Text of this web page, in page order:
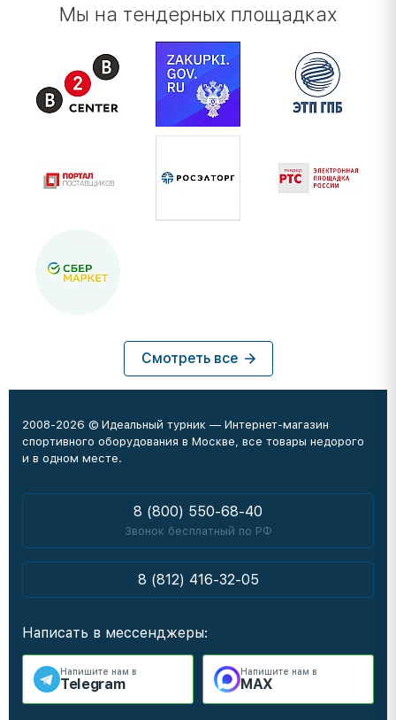
Мы на тендерных площадках
Смотреть все
2008-2026 © Идеальный турник — Интернет-магазин
спортивного оборудования в Москве, все товары недорого
и в одном месте.
8 (800) 550-68-40
Звонок бесплатный по РФ
8 (812) 416-32-05
Написать в мессенджеры:
Напишите нам в
Telegram
Напишите нам в
MAX